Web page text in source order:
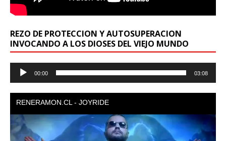
REZO DE PROTECCION Y AUTOSUPERACION
INVOCANDO A LOS DIOSES DEL VIEJO MUNDO
Reproductor
00:00 03:08